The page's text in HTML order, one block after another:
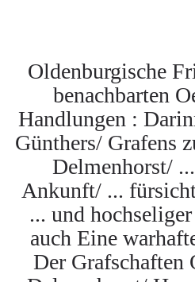
Oldenburgische
benachbarten
Handlungen :
Günthers/ Grafens
Delmenhorst/
Ankunft/ ...
... und
auch Eine
Der Grafschaften